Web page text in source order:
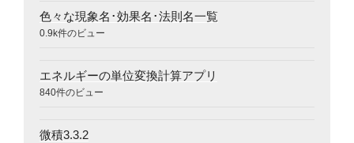
色々な現象名･効果名･法則名一覧
0.9k件のビュー
エネルギーの単位変換計算アプリ
840件のビュー
微積3.3.2